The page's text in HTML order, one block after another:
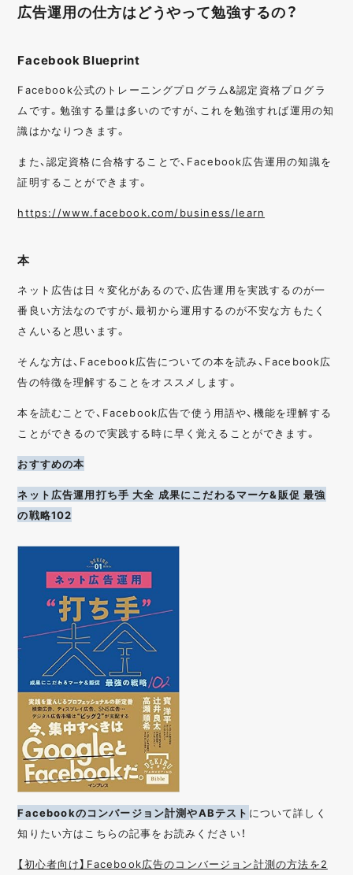
広告運用の仕方はどうやって勉強するの？
Facebook Blueprint
Facebook公式のトレーニングプログラム&認定資格プログラ
ムです。勉強する量は多いのですが、これを勉強すれば運用の知
識はかなりつきます。
また、認定資格に合格することで、Facebook広告運用の知識を
証明することができます。
https://www.facebook.com/business/learn
本
ネット広告は日々変化があるので、広告運用を実践するのが一
番良い方法なのですが、最初から運用するのが不安な方もたく
さんいると思います。
そんな方は、Facebook広告についての本を読み、Facebook広
告の特徴を理解することをオススメします。
本を読むことで、Facebook広告で使う用語や、機能を理解する
ことができるので実践する時に早く覚えることができます。
おすすめの本
ネット広告運用打ち手 大全 成果にこだわるマーケ&販促 最強
の戦略102
Facebookのコンバージョン計測やABテスト について詳しく
知りたい方はこちらの記事をお読みください！
【初心者向け】Facebook広告のコンバージョン計測の方法を2